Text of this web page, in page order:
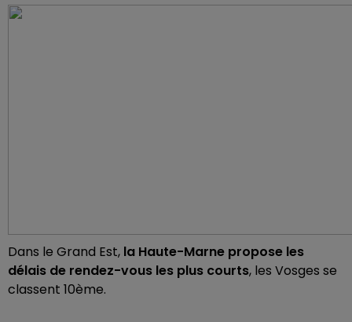
Dans le Grand Est, la Haute-Marne propose les
délais de rendez-vous les plus courts, les Vosges se
classent 10ème.